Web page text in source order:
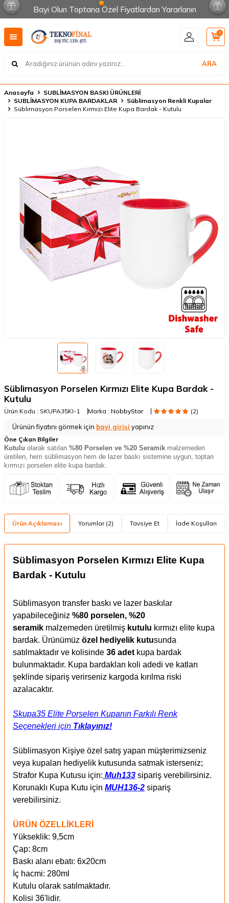
Bayi Olun Toptana Özel Fiyatlardan Yararlanın
ARA
0
Anasayfa
SUBLİMASYON BASKI ÜRÜNLERİ
SUBLİMASYON KUPA BARDAKLAR
Süblimasyon Renkli Kupalar
Süblimasyon Porselen Kırmızı Elite Kupa Bardak - Kutulu
Süblimasyon Porselen Kırmızı Elite Kupa Bardak -
Kutulu
Ürün Kodu : SKUPA35KI-1 Marka : NobbyStar (2)
Ürünün fiyatını görmek için bayi girişi yapınız
Öne Çıkan Bilgiler
Kutulu olarak satılan %80 Porselen ve %20 Seramik malzemeden
üretilen, hem süblimasyon hem de lazer baskı sistemine uygun, toptan
kırmızı porselen elite kupa bardak.
Ürün Açıklaması Yorumlar (2) Tavsiye Et İade Koşulları
Süblimasyon Porselen Kırmızı Elite Kupa
Bardak - Kutulu
Süblimasyon transfer baskı ve lazer baskılar
yapabileceğiniz %80 porselen, %20
seramik malzemeden üretilmiş kutulu kırmızı elite kupa
bardak. Ürünümüz özel hediyelik kutusunda
satılmaktadır ve kolisinde 36 adet kupa bardak
bulunmaktadır. Kupa bardakları koli adedi ve katları
şeklinde sipariş verirseniz kargoda kırılma riski
azalacaktır.
Skupa35 Elite Porselen Kupanın Farkılı Renk
Seçenekleri için Tıklayınız!
Süblimasyon Kişiye özel satış yapan müşterimizseniz
veya kupaları hediyelik kutusunda satmak isterseniz;
Strafor Kupa Kutusu için: Muh133 sipariş verebilirsiniz.
Korunaklı Kupa Kutu için MUH136-2 sipariş
verebilirsiniz.
ÜRÜN ÖZELLİKLERİ
Yükseklik: 9,5cm
Çap: 8cm
Baskı alanı ebatı: 6x20cm
İç hacmi: 280ml
Kutulu olarak satılmaktadır.
Kolisi 36'lidir.